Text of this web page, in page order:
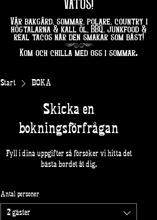
VATOS!
Vår bakgård, sommar, polare, country i
högtalarna & kall öl, BBQ, junkfood &
real tacos när den smakar som bäst!
hg
Kom och chilla med oss i sommar.
Start BOKA
Skicka en
bokningsförfrågan
Fyll i dina uppgifter så försöker vi hitta det
bästa bordet åt dig.
Antal personer
2 gäster